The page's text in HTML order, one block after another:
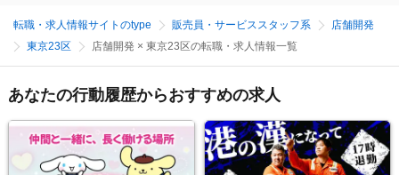
転職・求人情報サイトのtype 販売員・サービススタッフ系
店舗開発
東京23区
店舗開発 × 東京23区の転職・求人情報一覧
あなたの行動履歴からおすすめの求人